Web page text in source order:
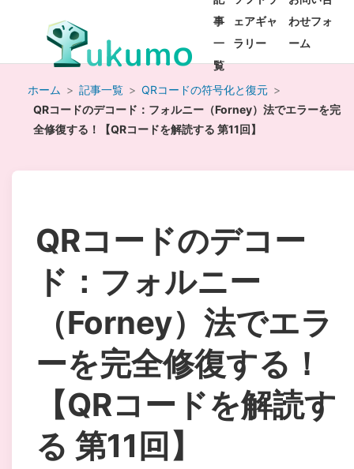
事
一
覧
ェアギャ
ラリー
わせフォ
ーム
ホーム > 記事一覧 > QRコードの符号化と復元 >
QRコードのデコード：フォルニー（Forney）法でエラーを完
全修復する！【QRコードを解読する 第11回】
QRコードのデコー
ド：フォルニー
（Forney）法でエラ
ーを完全修復する！
【QRコードを解読す
る 第11回】